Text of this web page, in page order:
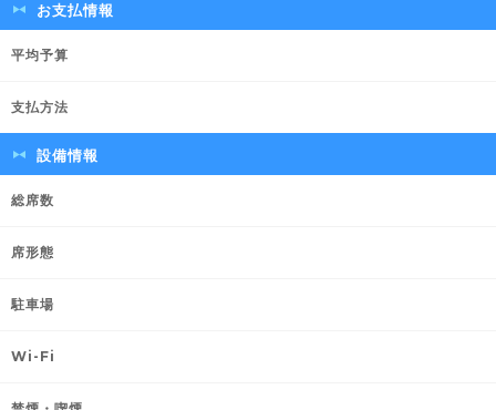
お支払情報
平均予算
支払方法
設備情報
総席数
席形態
駐車場
Wi-Fi